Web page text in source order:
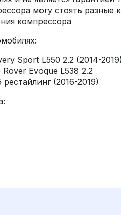
могу стоять разные
компрессора
Sport L550 2.2 (2014-
Evoque L538 2.2
рестайлинг (2016-2019)